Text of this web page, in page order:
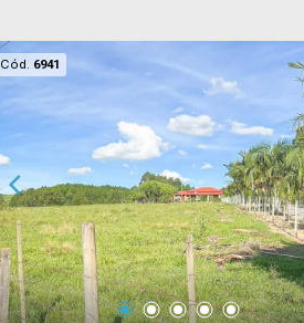
Cód. 6941